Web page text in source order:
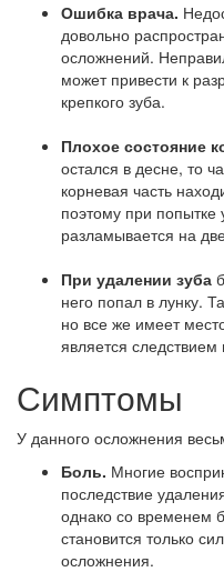
Ошибка врача.
довольно
осложнений.
может привести к
крепкого зуба.
Плохое состояние
остался в десне, то
корневая часть
поэтому при попытке
разламывается на
При удалении зуба
него попал в лунку.
но все же имеет
является следствием
Симптомы
У данного осложнения
Боль. Многие
последствие
однако со временем
становится только
осложнения.